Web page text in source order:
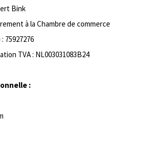
Bink
à la Chambre de commerce
75927276
TVA : NL003031083B24
: